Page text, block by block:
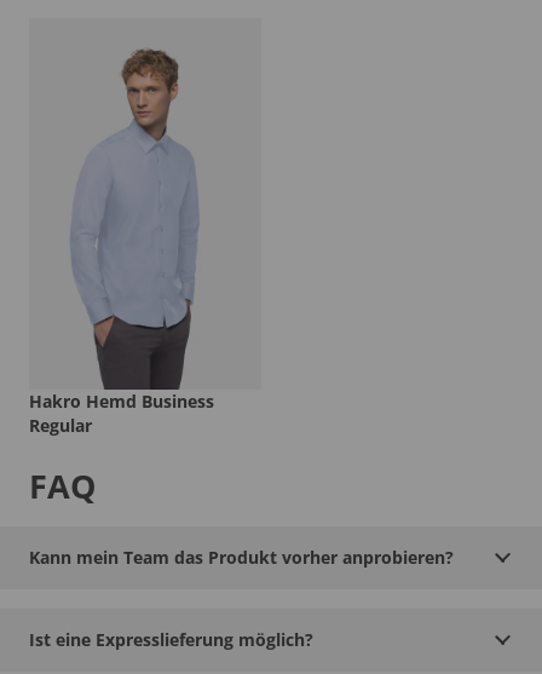
Hakro Hemd Business
Regular
FAQ
Kann mein Team das Produkt vorher anprobieren?
Ist eine Expresslieferung möglich?